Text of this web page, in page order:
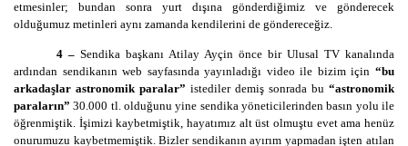
etmesinler; bundan sonra yurt dışına gönderdiğimiz ve gönderecek
olduğumuz metinleri aynı zamanda kendilerini de göndereceğiz.
4 – Sendika başkanı Atilay Ayçin önce bir Ulusal TV kanalında
ardından sendikanın web sayfasında yayınladığı video ile bizim için “bu
arkadaşlar astronomik paralar” istediler demiş sonrada bu “astronomik
paraların” 30.000 tl. olduğunu yine sendika yöneticilerinden basın yolu ile
öğrenmiştik. İşimizi kaybetmiştik, hayatımız alt üst olmuştu evet ama henüz
onurumuzu kaybetmemiştik. Bizler sendikanın ayırım yapmadan işten atılan